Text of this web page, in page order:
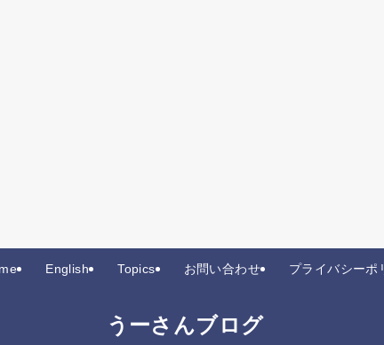
うーさんブログ
English Topics お問い合わせ プライバシーポ